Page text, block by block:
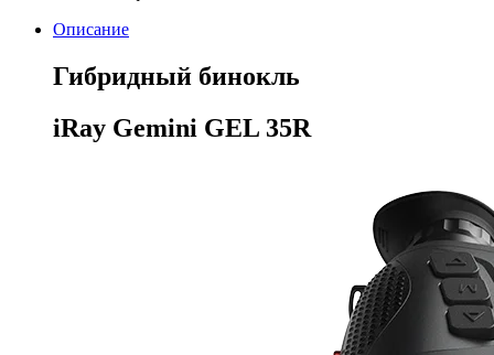
Описание
Гибридный бинокль
iRay Gemini GEL 35R